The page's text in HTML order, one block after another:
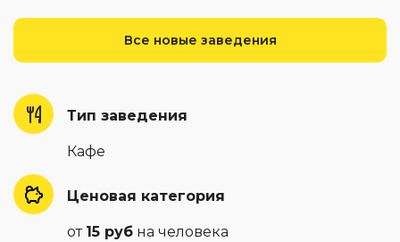
Тип заведения
Кафе
Ценовая категория
от 15 руб на человека
Все новые заведения